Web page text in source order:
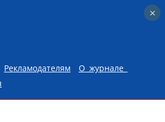
Рекламодателям
О журнале
×
×